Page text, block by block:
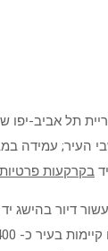
עמידה
בקרקעות פרטיות
דיור בהישג